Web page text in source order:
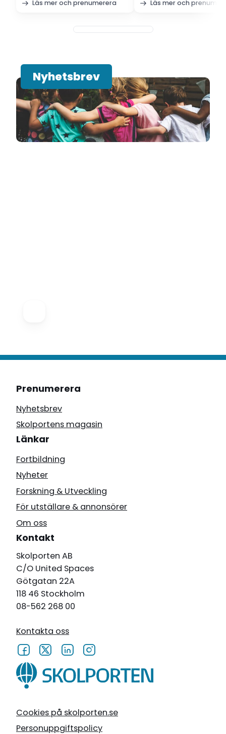
Läs mer och prenumerera
Läs mer och
Nyhetsbrev
Cookies på skolporten.se
Personuppgiftspolicy
Prenumerera
Nyhetsbrev
Skolportens magasin
Länkar
Fortbildning
Nyheter
Forskning & Utveckling
För utställare & annonsörer
Om oss
Kontakt
Skolporten AB
C/O United Spaces
Götgatan 22A
118 46 Stockholm
08-562 268 00
Kontakta oss